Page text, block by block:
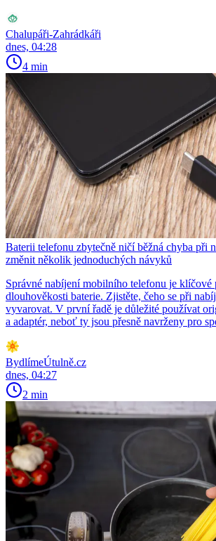
Chalupáři-Zahrádkáři
dnes, 04:28
4 min
Baterii telefonu zbytečně ničí běžná chyba při
změnit několik jednoduchých návyků
Správné nabíjení mobilního telefonu je klíčové
dlouhověkosti baterie. Zjistěte, čeho se při
vyvarovat. V první řadě je důležité používat
a adaptér, neboť ty jsou přesně navrženy pro
BydlímeÚtulně.cz
dnes, 04:27
2 min